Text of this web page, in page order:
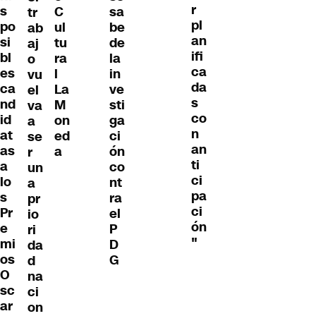
s
po
si
bl
es
ca
nd
id
at
as
a
lo
s
Pr
e
mi
os
O
sc
ar
tr
ab
aj
o
vu
el
va
a
se
r
un
a
pr
io
ri
da
d
na
ci
on
C
ul
tu
ra
l
La
M
on
ed
a
sa
be
de
la
in
ve
sti
ga
ci
ón
co
nt
ra
el
P
D
G
r
pl
an
ifi
ca
da
s
co
n
an
ti
ci
pa
ci
ón
"